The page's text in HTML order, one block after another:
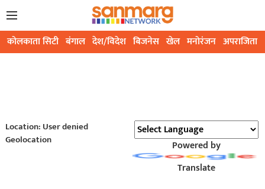
कोलकाता सिटी बंगाल देश/विदेश बिजनेस खेल मनोरंजन अपराजिता
Location: User denied
Geolocation
Powered by
Translate